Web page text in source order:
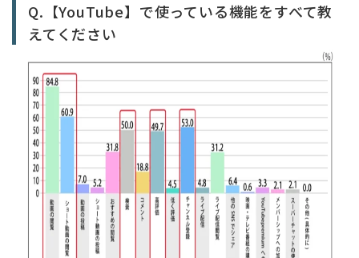
Q.【YouTube】で使っている機能をすべて教
えてください